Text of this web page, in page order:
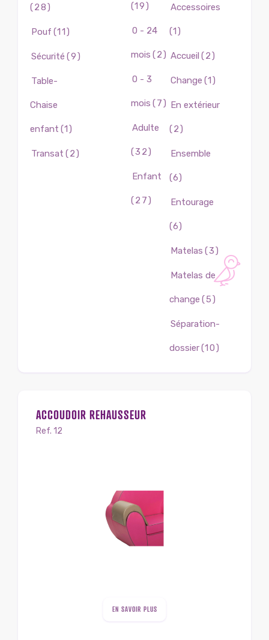
(28)
Pouf (11)
Sécurité (9)
Table-
Chaise
enfant (1)
Transat (2)
(19)
0 - 24
mois (2)
0 - 3
mois (7)
Adulte
(32)
Enfant
(27)
Accessoires
(1)
Accueil (2)
Change (1)
En extérieur
(2)
Ensemble
(6)
Entourage
(6)
Matelas (3)
Matelas de
change (5)
Séparation-
dossier(10)
ACCOUDOIR REHAUSSEUR
Ref. 12
EN SAVOIR PLUS